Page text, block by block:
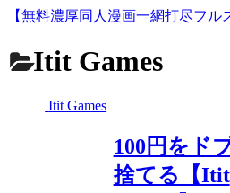
【無料濃厚同人漫画一網打尽フル
Itit Games
Itit Games
100円をド
捨てる【Itit